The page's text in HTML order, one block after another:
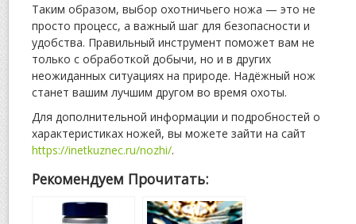
Таким образом, выбор охотничьего ножа — это не
просто процесс, а важный шаг для безопасности и
удобства. Правильный инструмент поможет вам не
только с обработкой добычи, но и в других
неожиданных ситуациях на природе. Надёжный нож
станет вашим лучшим другом во время охоты.
Для дополнительной информации и подробностей о
характеристиках ножей, вы можете зайти на сайт
https://inetkuznec.ru/nozhi/.
Рекомендуем Прочитать: